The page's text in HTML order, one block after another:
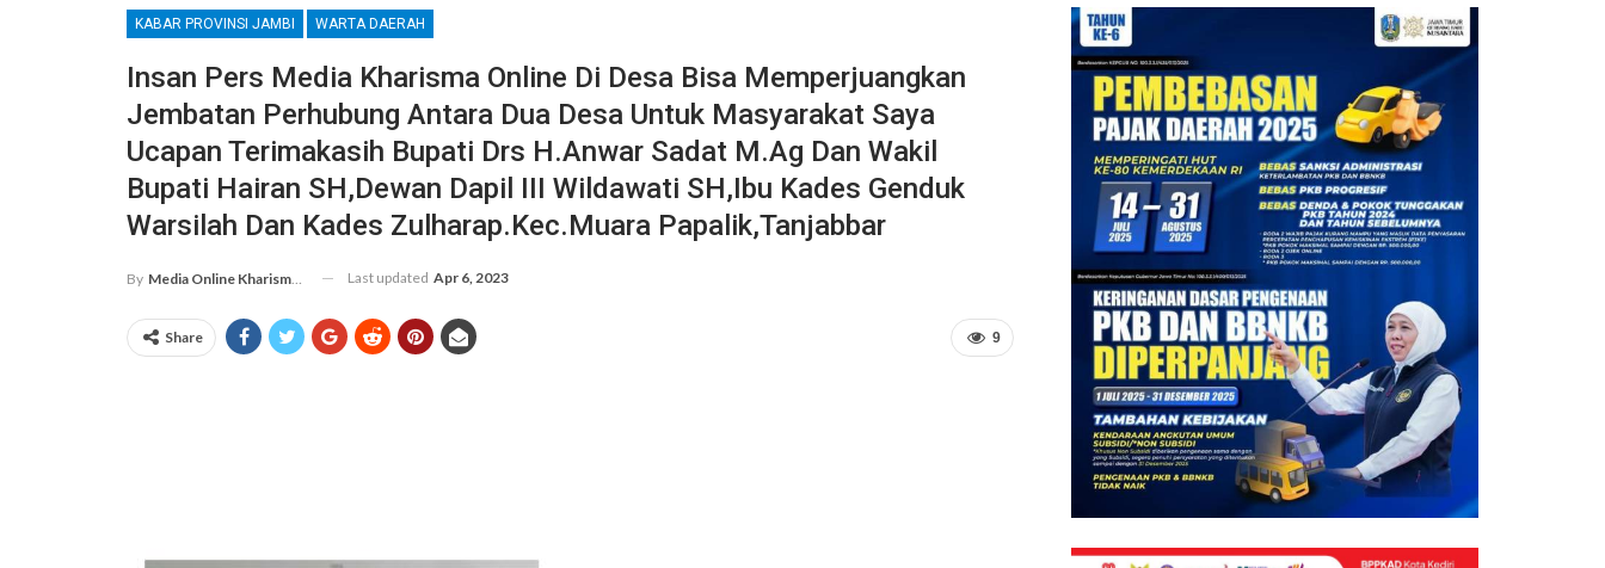
KABAR PROVINSI JAMBI WARTA DAERAH
Insan Pers Media Kharisma Online Di Desa Bisa Memperjuangkan
Jembatan Perhubung Antara Dua Desa Untuk Masyarakat Saya
Ucapan Terimakasih Bupati Drs H.Anwar Sadat M.Ag Dan Wakil
Bupati Hairan SH,Dewan Dapil III Wildawati SH,Ibu Kades Genduk
Warsilah Dan Kades Zulharap.kec.muara Papalik,Tanjabbar
By Media Online Kharismanews.id Last updated Apr 6, 2023
9
Share